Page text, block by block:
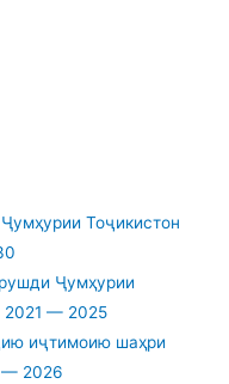
Тоҷикистон
Ҷумҳурии
2021 — 2025
иҷтимоию шаҳри
— 2026